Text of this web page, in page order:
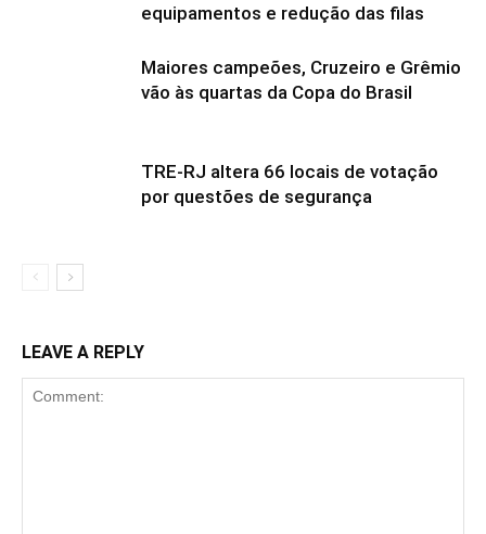
equipamentos e redução das filas
Maiores campeões, Cruzeiro e Grêmio
vão às quartas da Copa do Brasil
TRE-RJ altera 66 locais de votação
por questões de segurança
LEAVE A REPLY